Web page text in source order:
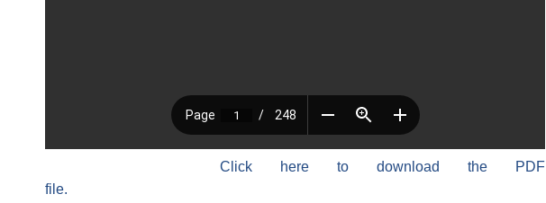
Click here to download the PDF
file.